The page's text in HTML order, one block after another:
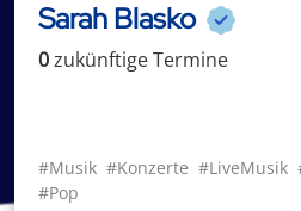
Sarah Blasko
0zukünftigeTermine
#Musik #Konzerte #LiveMusik
#Pop